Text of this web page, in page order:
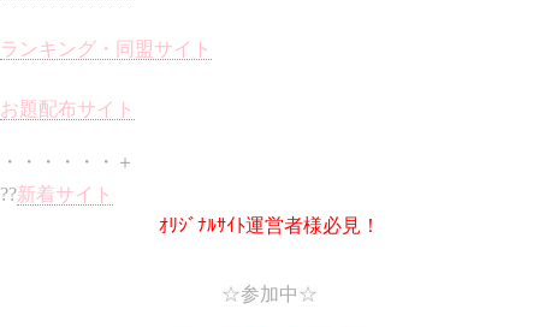
ランキング・同盟サイト
お題配布サイト
・・・・・・＋
??新着サイト
ｵﾘｼﾞﾅﾙｻｲﾄ運営者様必見！
☆参加中☆